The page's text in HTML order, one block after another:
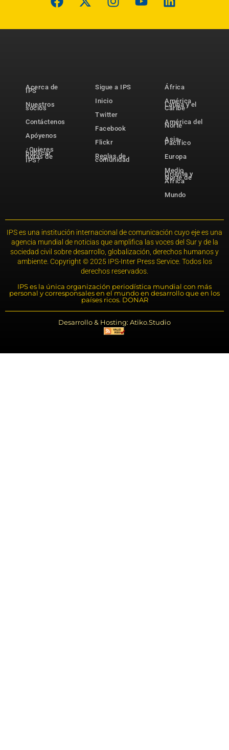
Acerca de
IPS
Nuestros
socios
Contáctenos
Apóyenos
¿Quieres
publicar
notas de
IPS?
Sigue a IPS
Inicio
Twitter
Facebook
Flickr
Reglas de
comunidad
África
América
Latina y el
Caribe
América del
Norte
Asia-
Pacífico
Europa
Medio
Oriente y
Norte de
África
Mundo
IPS es una institución internacional de comunicación cuyo eje es una
agencia mundial de noticias que amplifica las voces del Sur y de la
sociedad civil sobre desarrollo, globalización, derechos humanos y
ambiente. Copyright © 2025 IPS-Inter Press Service. Todos los
derechos reservados.
IPS es la única organización periodística mundial con más
personal y corresponsales en el mundo en desarrollo que en los
países ricos. DONAR
Desarrollo & Hosting: Atiko.Studio